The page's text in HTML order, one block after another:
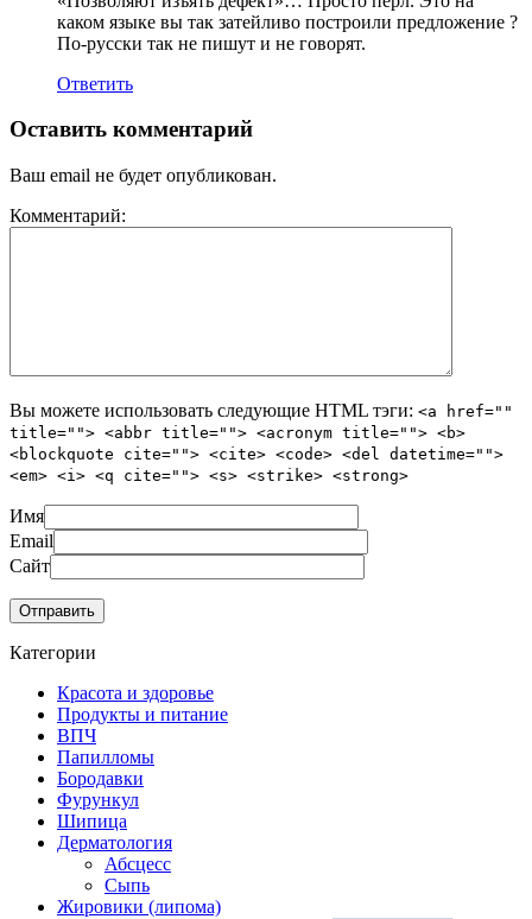
каком языке вы так затейливо построили предложение ?
По-русски так не пишут и не говорят.
Ответить
Оставить комментарий
Ваш email не будет опубликован.
Комментарий:
Вы можете использовать следующие HTML тэги: <a href=""
title=""> <abbr title=""> <acronym title=""> <b>
<blockquote cite=""> <cite> <code> <del datetime="">
<em> <i> <q cite=""> <s> <strike> <strong>
Имя
Email
Сайт
Категории
Красота и здоровье
Продукты и питание
ВПЧ
Папилломы
Бородавки
Фурункул
Шипица
Дерматология
Абсцесс
Сыпь
Жировики (липома)